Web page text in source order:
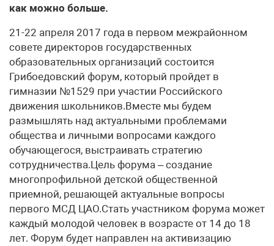
как можно больше.
21-22 апреля 2017 года в первом межрайонном
совете директоров государственных
образовательных организаций состоится
Грибоедовский форум, который пройдет в
гимназии №1529 при участии Российского
движения школьников.Вместе мы будем
размышлять над актуальными проблемами
общества и личными вопросами каждого
обучающегося, выстраивать стратегию
сотрудничества.Цель форума – создание
многопрофильной детской общественной
приемной, решающей актуальные вопросы
первого МСД ЦАО.Стать участником форума может
каждый молодой человек в возрасте от 14 до 18
лет. Форум будет направлен на активизацию